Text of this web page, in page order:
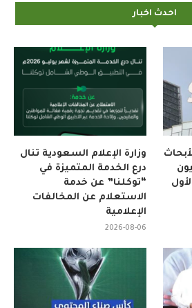
احدث اخبار
وزارة الإعلام السعودية تنال
درع الخدمة المتميزة في
“توكلنا” عن خدمة
الاستعلام عن المخالفات
الإعلامية
2026-08-06
34.8 مليون